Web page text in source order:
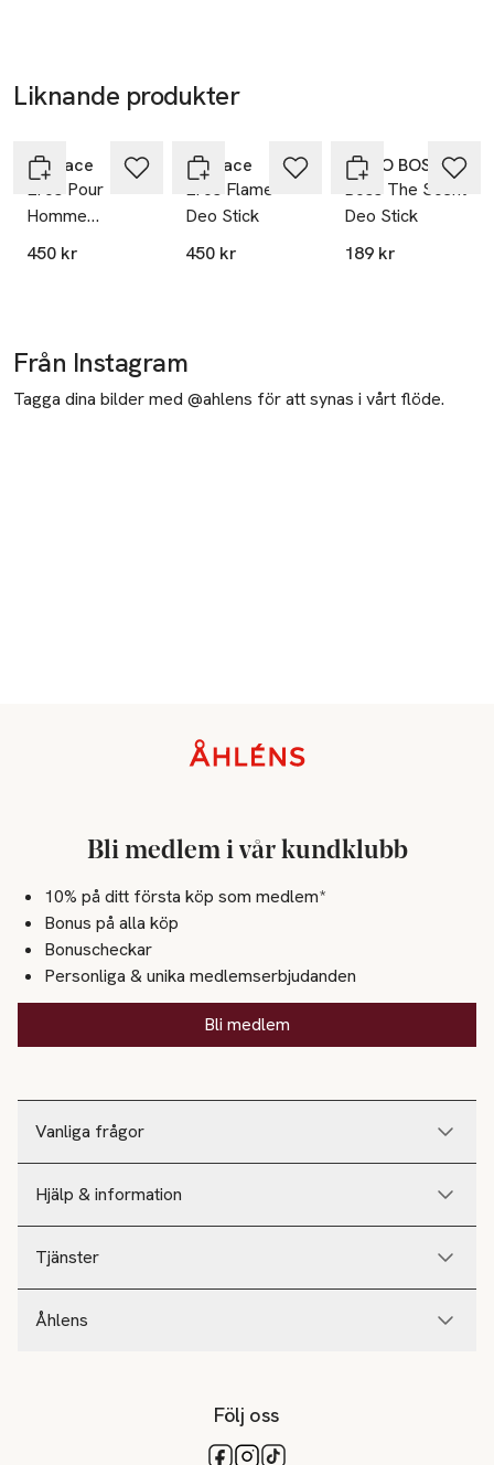
Liknande produkter
25% vid köp
Versace
Eros Pour
Homme
Deodorant
450 kr
25% vid köp
Versace
Eros Flame
Deo Stick
450 kr
HUGO BOSS
Boss The Scent
Deo Stick
189 kr
Från Instagram
Tagga dina bilder med @ahlens för att synas i vårt flöde.
Vanliga frågor
Hjälp & information
Tjänster
Åhlens
Bli medlem i vår kundklubb
10% på ditt första köp som medlem*
Bonus på alla köp
Bonuscheckar
Personliga & unika medlemserbjudanden
Bli medlem
Följ oss